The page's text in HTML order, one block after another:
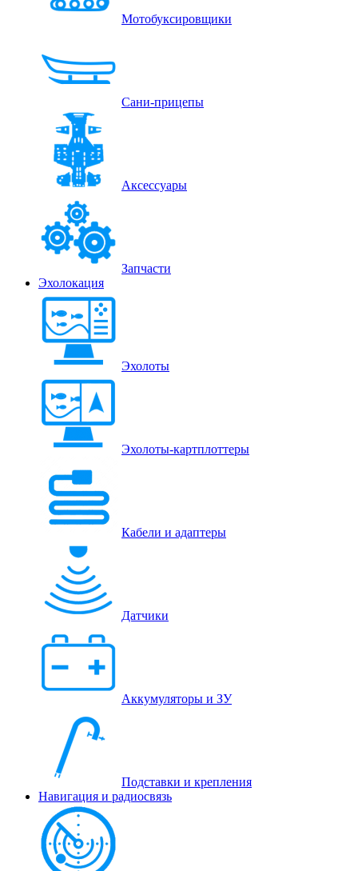
Мотобуксировщики
Сани-прицепы
Аксессуары
Запчасти
Эхолокация
Эхолоты
Эхолоты-картплоттеры
Кабели и адаптеры
Датчики
Аккумуляторы и ЗУ
Подставки и крепления
Навигация и радиосвязь